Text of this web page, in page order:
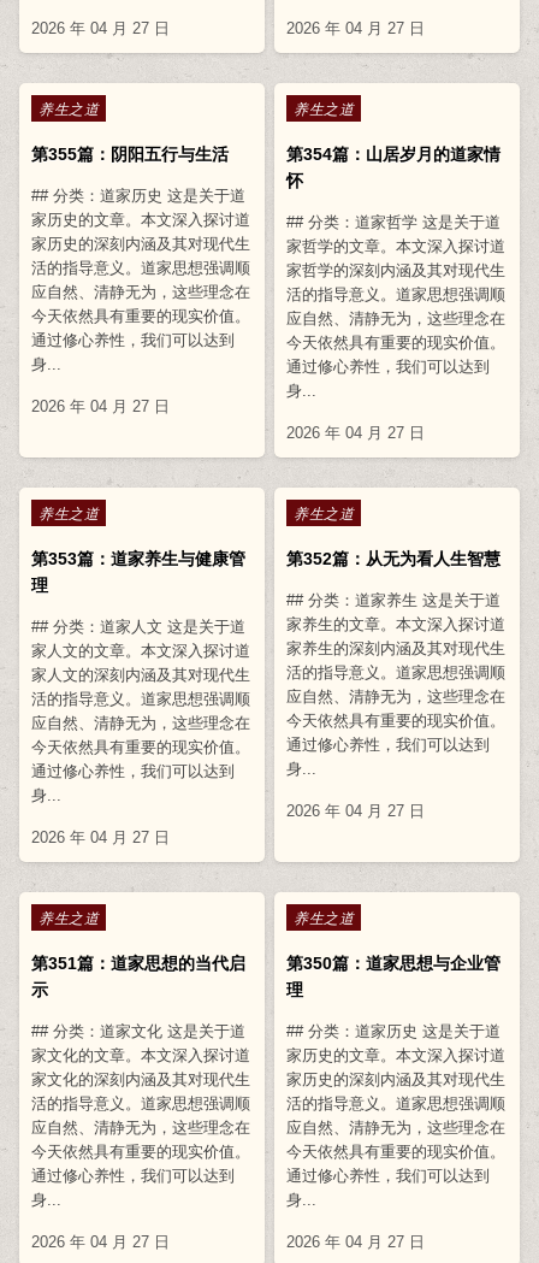
2026 年 04 月 27 日 2026 年 04 月 27 日
Posted in
养生之道
第355篇：阴阳五行与生活
## 分类：道家历史 这是关于道
家历史的文章。本文深入探讨道
家历史的深刻内涵及其对现代生
活的指导意义。道家思想强调顺
应自然、清静无为，这些理念在
今天依然具有重要的现实价值。
通过修心养性，我们可以达到
身...
2026 年 04 月 27 日
Posted in
养生之道
第354篇：山居岁月的道家情
怀
## 分类：道家哲学 这是关于道
家哲学的文章。本文深入探讨道
家哲学的深刻内涵及其对现代生
活的指导意义。道家思想强调顺
应自然、清静无为，这些理念在
今天依然具有重要的现实价值。
通过修心养性，我们可以达到
身...
2026 年 04 月 27 日
Posted in
养生之道
第353篇：道家养生与健康管
理
## 分类：道家人文 这是关于道
家人文的文章。本文深入探讨道
家人文的深刻内涵及其对现代生
活的指导意义。道家思想强调顺
应自然、清静无为，这些理念在
今天依然具有重要的现实价值。
通过修心养性，我们可以达到
身...
2026 年 04 月 27 日
Posted in
养生之道
第352篇：从无为看人生智慧
## 分类：道家养生 这是关于道
家养生的文章。本文深入探讨道
家养生的深刻内涵及其对现代生
活的指导意义。道家思想强调顺
应自然、清静无为，这些理念在
今天依然具有重要的现实价值。
通过修心养性，我们可以达到
身...
2026 年 04 月 27 日
Posted in
养生之道
第351篇：道家思想的当代启
示
## 分类：道家文化 这是关于道
家文化的文章。本文深入探讨道
家文化的深刻内涵及其对现代生
活的指导意义。道家思想强调顺
应自然、清静无为，这些理念在
今天依然具有重要的现实价值。
通过修心养性，我们可以达到
身...
2026 年 04 月 27 日
Posted in
养生之道
第350篇：道家思想与企业管
理
## 分类：道家历史 这是关于道
家历史的文章。本文深入探讨道
家历史的深刻内涵及其对现代生
活的指导意义。道家思想强调顺
应自然、清静无为，这些理念在
今天依然具有重要的现实价值。
通过修心养性，我们可以达到
身...
2026 年 04 月 27 日